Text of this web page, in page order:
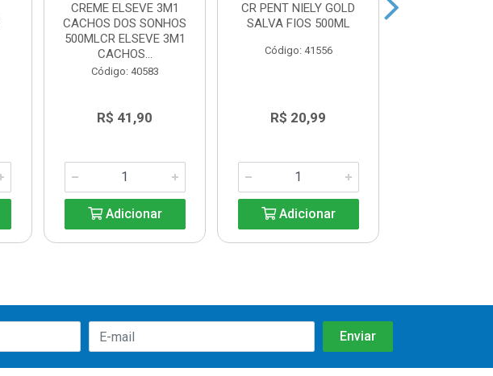
CREME ELSEVE 3M1
CACHOS DOS SONHOS
500MLCR ELSEVE 3M1
CACHOS...
Código: 40583
R$ 41,90
Adicionar
CR PENT NIELY GOLD
SALVA FIOS 500ML
Código: 41556
R$ 20,99
Adicionar